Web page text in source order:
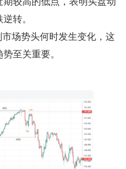
转。
场势头何时发生变化，这
至关重要。